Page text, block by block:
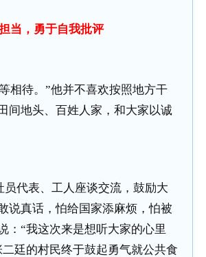
当，勇于自我批评
相待。”他并不喜欢按照地方干
间地头、百姓人家，和大家以诚
代表、工人座谈交流，鼓励大
说真话，怕给国家添麻烦，怕被
：“我这次来是想听大家的心里
廷的村民终于鼓起勇气就公共食